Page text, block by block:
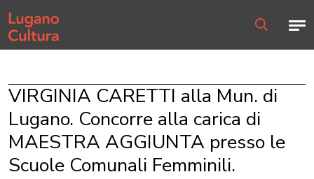
Home page
VIRGINIA CARETTI alla Mun. di
Lugano. Concorre alla carica di
MAESTRA AGGIUNTA presso le
Scuole Comunali Femminili.